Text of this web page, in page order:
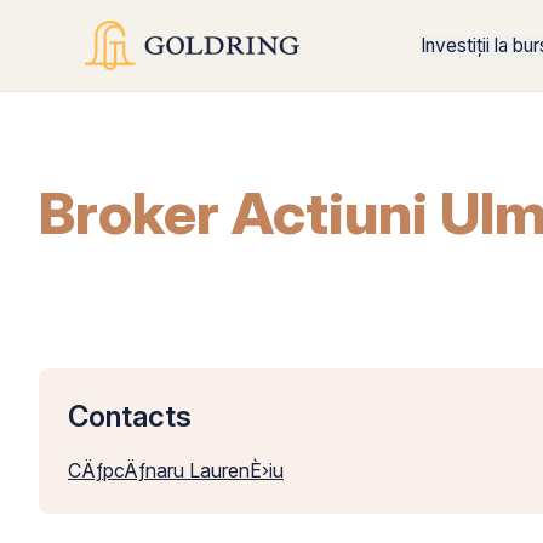
Investiții la
Broker Actiuni
Contacts
CÄƒpcÄƒnaru LaurenÈ›iu